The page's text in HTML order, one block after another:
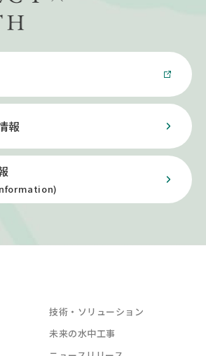
報
技術・ソリューション
未来の水中工事